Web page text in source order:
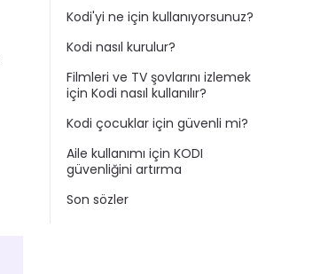
Kodi'yi ne için kullanıyorsunuz?
Kodi nasıl kurulur?
Filmleri ve TV şovlarını izlemek
için Kodi nasıl kullanılır?
Kodi çocuklar için güvenli mi?
Aile kullanımı için KODI
güvenliğini artırma
Son sözler